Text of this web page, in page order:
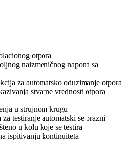
otpora
naizmeničnog napona sa
za automatsko oduzimanje otpora
stvarne vrednosti otpora
u strujnom krugu
testiranje automatski se prazni
u kolu koje se testira
ispitivanju kontinuiteta